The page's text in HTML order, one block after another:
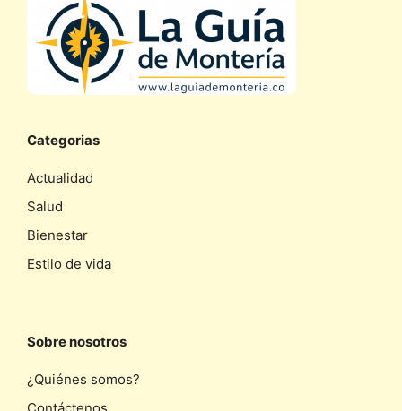
Categorias
Actualidad
Salud
Bienestar
Estilo de vida
Sobre nosotros
¿Quiénes somos?